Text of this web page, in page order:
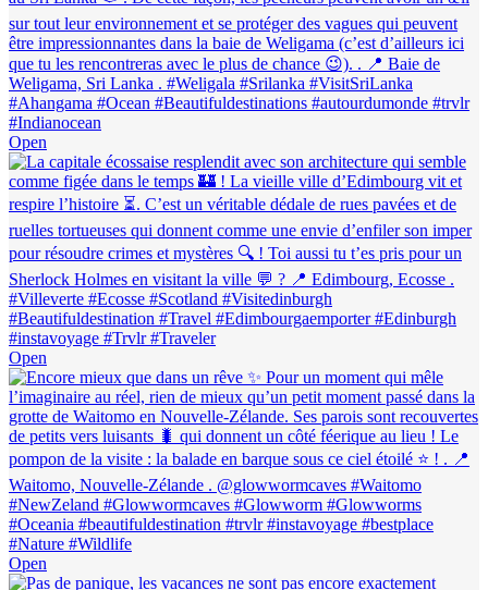
Open
Open
Open